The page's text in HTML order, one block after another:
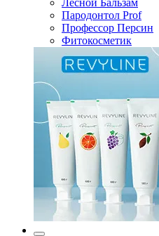
Лесной Бальзам
Пародонтол Prof
Профессор Персин
Фитокосметик